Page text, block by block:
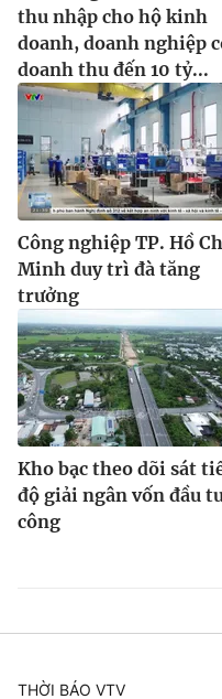
thu nhập cho hộ kinh
doanh, doanh nghiệp
doanh thu đến 10 tỷ...
Công nghiệp TP. Hồ
Minh duy trì đà tăng
trưởng
Kho bạc theo dõi sát
độ giải ngân vốn đầu
công
THỜI BÁO VTV